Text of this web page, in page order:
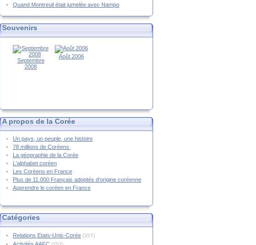
Quand Montreuil était jumelée avec Nampo
Souvenirs
Septembre
2008
Août 2006
A propos de la Corée
Un pays, un peuple, une histoire
78 millions de Coréens
La géographie de la Corée
L'alphabet coréen
Les Coréens en France
Plus de 11.000 Français adoptés d'origine coréenne
Apprendre le coréen en France
Catégories
Relations Etats-Unis-Corée (357)